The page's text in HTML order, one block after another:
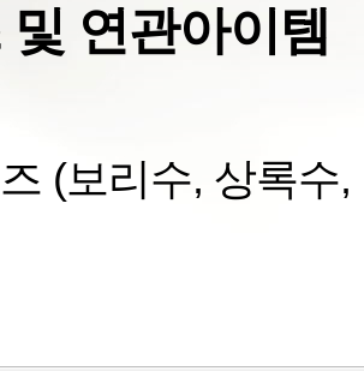
연관아이템
(보리수, 상록수,